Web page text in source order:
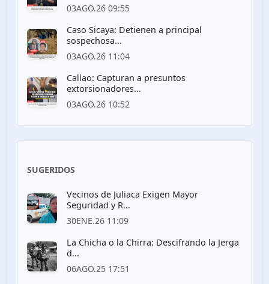
03AGO.26 09:55
Caso Sicaya: Detienen a principal
sospechosa...
03AGO.26 11:04
Callao: Capturan a presuntos
extorsionadores...
03AGO.26 10:52
SUGERIDOS
Vecinos de Juliaca Exigen Mayor
Seguridad y R...
30ENE.26 11:09
La Chicha o la Chirra: Descifrando la Jerga
d...
06AGO.25 17:51